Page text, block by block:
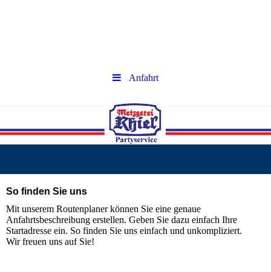
Anfahrt
So finden Sie uns
Mit unserem Routenplaner können Sie eine genaue
Anfahrtsbeschreibung erstellen. Geben Sie dazu einfach Ihre
Startadresse ein. So finden Sie uns einfach und unkompliziert.
Wir freuen uns auf Sie!